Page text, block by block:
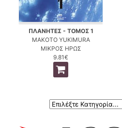
ΠΛΑΝΗΤΕΣ - ΤΟΜΟΣ 1
MAKOTO YUKIMURA
ΜΙΚΡΟΣ ΗΡΩΣ
9.81€